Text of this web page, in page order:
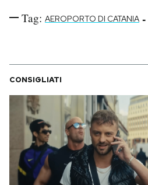
Tag: AEROPORTO DI CATANIA -
CONSIGLIATI